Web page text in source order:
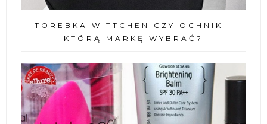
TOREBKA WITTCHEN CZY OCHNIK -
KTÓRĄ MARKĘ WYBRAĆ?